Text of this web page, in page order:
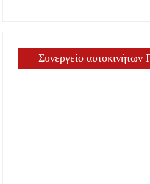
Συνεργείο αυτοκινήτων